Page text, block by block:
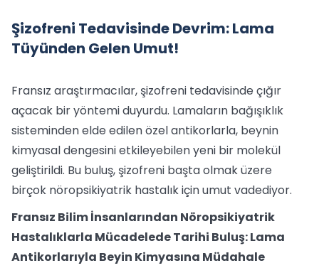
Şizofreni Tedavisinde Devrim: Lama
Tüyünden Gelen Umut!
Fransız araştırmacılar, şizofreni tedavisinde çığır
açacak bir yöntemi duyurdu. Lamaların bağışıklık
sisteminden elde edilen özel antikorlarla, beynin
kimyasal dengesini etkileyebilen yeni bir molekül
geliştirildi. Bu buluş, şizofreni başta olmak üzere
birçok nöropsikiyatrik hastalık için umut vadediyor.
Fransız Bilim İnsanlarından Nöropsikiyatrik
Hastalıklarla Mücadelede Tarihi Buluş: Lama
Antikorlarıyla Beyin Kimyasına Müdahale